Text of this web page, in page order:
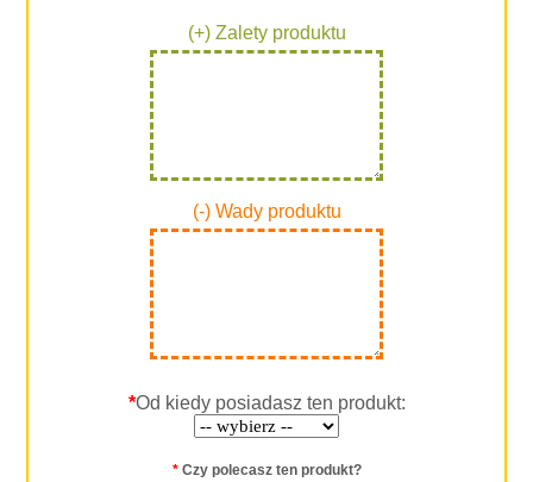
(+) Zalety produktu
(-) Wady produktu
*Od kiedy posiadasz ten produkt:
*Czy polecasz ten produkt?